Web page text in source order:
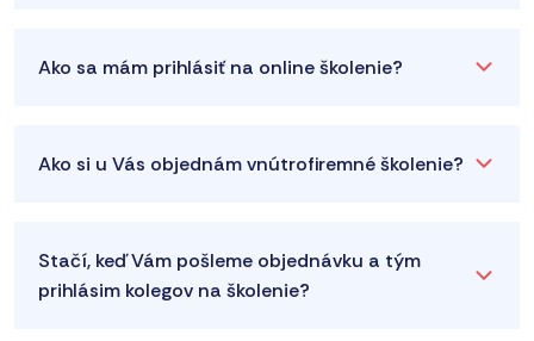
Ako sa mám prihlásiť na online školenie?
Ako si u Vás objednám vnútrofiremné školenie?
Stačí, keď Vám pošleme objednávku a tým
prihlásim kolegov na školenie?